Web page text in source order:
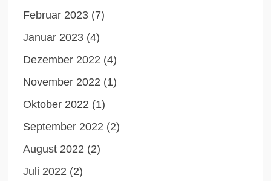
Februar 2023 (7)
Januar 2023 (4)
Dezember 2022 (4)
November 2022 (1)
Oktober 2022 (1)
September 2022 (2)
August 2022 (2)
Juli 2022 (2)